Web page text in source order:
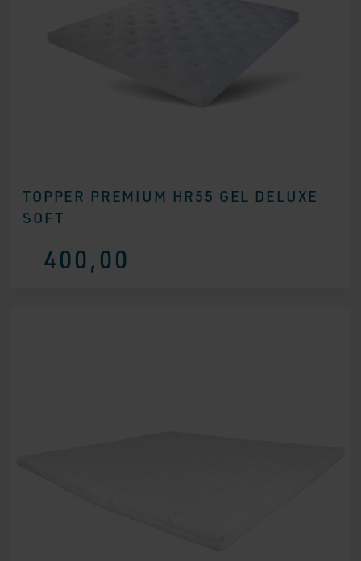
TOPPER PREMIUM HR55 GEL DELUXE
SOFT
400,00